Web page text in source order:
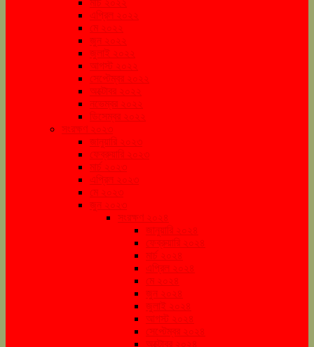
মার্চ ২০২২
এপ্রিল ২০২২
মে ২০২২
জুন ২০২২
জুলাই ২০২২
আগস্ট ২০২২
সেপ্টেম্বর ২০২২
অক্টোবর ২০২২
নভেম্বর ২০২২
ডিসেম্বর ২০২২
সংরক্ষণ ২০২৩
জানুয়ারি ২০২৩
ফেব্রুয়ারি ২০২৩
মার্চ ২০২৩
এপ্রিল ২০২৩
মে ২০২৩
জুন ২০২৩
সংরক্ষণ ২০২৪
জানুয়ারি ২০২৪
ফেব্রুয়ারি ২০২৪
মার্চ ২০২৪
এপ্রিল ২০২৪
মে ২০২৪
জুন ২০২৪
জুলাই ২০২৪
আগস্ট ২০২৪
সেপ্টেম্বর ২০২৪
অক্টোবর ২০২৪